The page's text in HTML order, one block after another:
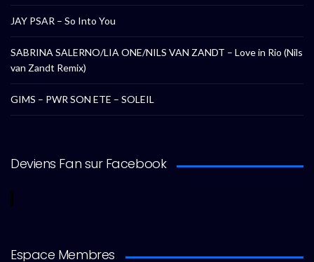
JAY PSAR – So Into You
SABRINA SALERNO/LIA ONE/NILS VAN ZANDT – Love in Rio (Nils
van Zandt Remix)
GIMS – PWR SON ETE – SOLEIL
Deviens Fan sur Facebook
Espace Membres